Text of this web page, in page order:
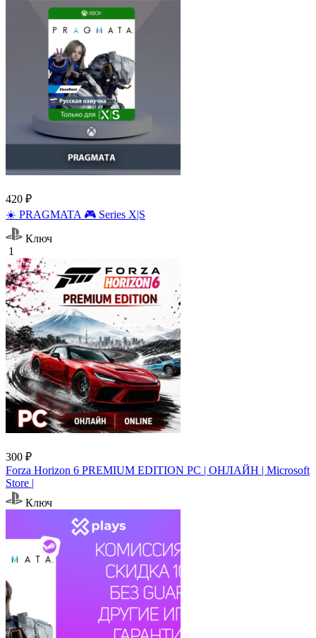
420 ₽
☀️ PRAGMATA 🎮 Series X|S
Ключ
1
300 ₽
Forza Horizon 6 PREMIUM EDITION PC | ОНЛАЙН | Microsoft
Store |
Ключ